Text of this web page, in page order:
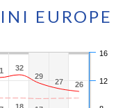
EUROPE
32
32
29
29
27
27 26
26 12
16